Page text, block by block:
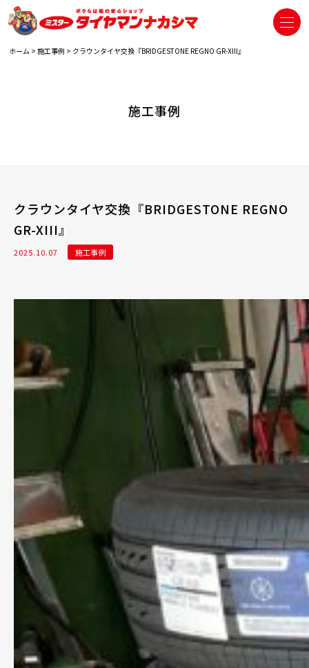
ホーム > 施工事例 > クラウンタイヤ交換『BRIDGESTONE REGNO GR-XIII』
施工事例
クラウンタイヤ交換『BRIDGESTONE REGNO
GR-XIII』
2025.10.07 施工事例